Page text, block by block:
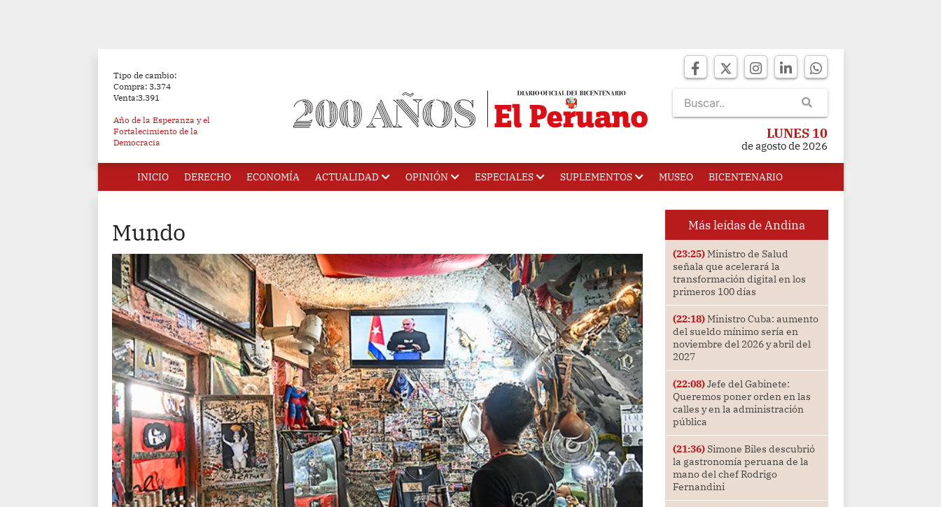
Tipo de cambio:
Compra: 3.374
Venta:3.391
Año de la Esperanza y el
Fortalecimiento de la
Democracia
LUNES 10
de agosto de 2026
INICIO DERECHO ECONOMÍA ACTUALIDAD OPINIÓN ESPECIALES SUPLEMENTOS MUSEO BICENTENARIO
Mundo Más leídas de Andina
(23:25)Ministro de Salud
señala que acelerará la
transformación digital en los
primeros 100 días
(22:18)Ministro Cuba: aumento
del sueldo mínimo sería en
noviembre del 2026 y abril del
2027
(22:08)Jefe del Gabinete:
Queremos poner orden en las
calles y en la administración
pública
(21:36)Simone Biles descubrió
la gastronomía peruana de la
mano del chef Rodrigo
Fernandini